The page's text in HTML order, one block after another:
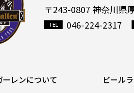
〒243-0807 神奈川県
046-224-2317
ーレンについて ビール